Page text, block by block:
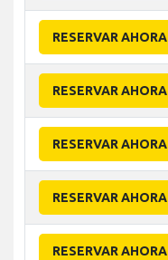
RESERVAR AHORA
RESERVAR AHORA
RESERVAR AHORA
RESERVAR AHORA
RESERVAR AHORA